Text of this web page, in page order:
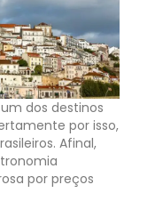
dos destinos
por isso,
Afinal,
por preços